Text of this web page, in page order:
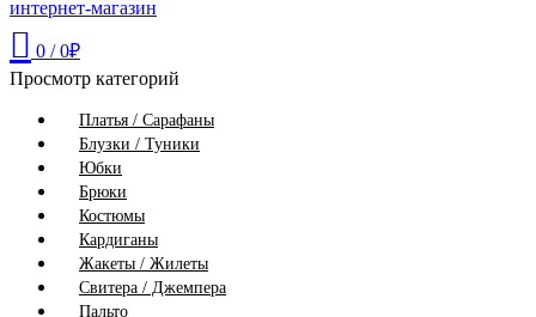
0 / 0₽
Просмотр категорий
Платья / Сарафаны
Блузки / Туники
Юбки
Брюки
Костюмы
Кардиганы
Жакеты / Жилеты
Свитера / Джемпера
Пальто